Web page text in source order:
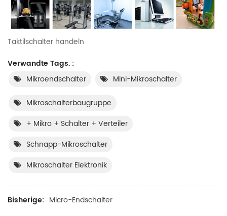
Taktilschalter handeln
Verwandte Tags. :
Mikroendschalter
Mini-Mikroschalter
Mikroschalterbaugruppe
+ Mikro + Schalter + Verteiler
Schnapp-Mikroschalter
Mikroschalter Elektronik
Bisherige: Micro-Endschalter